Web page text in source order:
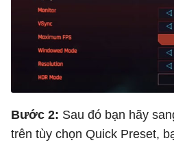
Bước 2: Sau đó bạn hãy
trên tùy chọn Quick Preset,